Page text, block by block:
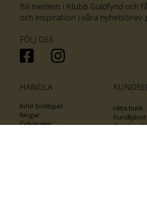
Bli medlem i Klubb Guldfynd och
och inspiration i våra nyhetsbrev.
FÖLJ OSS
HANDLA
Inför bröllopet
Ringar
Örhängen
Hitta butik
Kundtjänst